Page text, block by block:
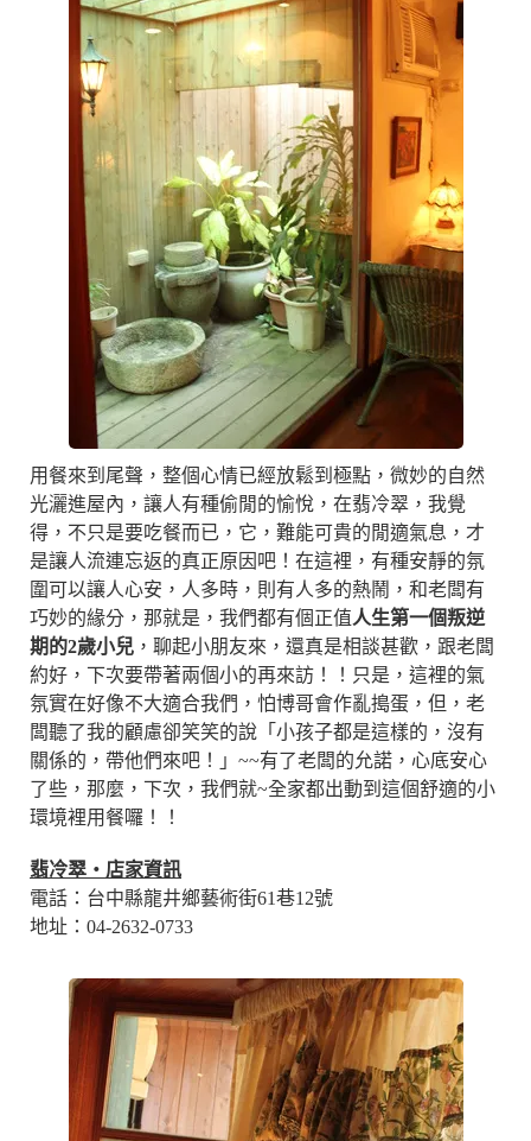
用餐來到尾聲，整個心情已經放鬆到極點，微妙的自然
光灑進屋內，讓人有種偷閒的愉悅，在翡冷翠，我覺
得，不只是要吃餐而已，它，難能可貴的閒適氣息，才
是讓人流連忘返的真正原因吧！在這裡，有種安靜的氛
圍可以讓人心安，人多時，則有人多的熱鬧，和老闆有
巧妙的緣分，那就是，我們都有個正值人生第一個叛逆
期的2歲小兒 ，聊起小朋友來，還真是相談甚歡，跟老闆
約好，下次要帶著兩個小的再來訪！！只是，這裡的氣
氛實在好像不大適合我們，怕博哥會作亂搗蛋，但，老
闆聽了我的顧慮卻笑笑的說「小孩子都是這樣的，沒有
關係的，帶他們來吧！」~~有了老闆的允諾，心底安心
了些，那麼，下次，我們就~全家都出動到這個舒適的小
環境裡用餐囉！！
翡冷翠‧店家資訊
電話：台中縣龍井鄉藝術街61巷12號
地址：04-2632-0733